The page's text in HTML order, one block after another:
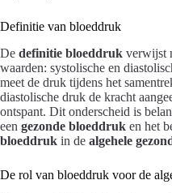
Definitie van bloeddruk
De definitie bloeddruk verwijst
waarden: systolische en
meet de druk tijdens het
diastolische druk de kracht
ontspant. Dit onderscheid is
een gezonde bloeddruk en het
bloeddruk in de algehele
De rol van bloeddruk voor de